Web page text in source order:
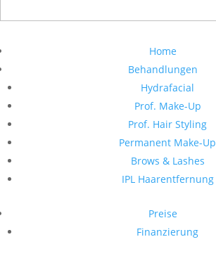
Home
Behandlungen
Hydrafacial
Prof. Make-Up
Prof. Hair Styling
Permanent Make-Up
Brows & Lashes
IPL Haarentfernung
Preise
Finanzierung